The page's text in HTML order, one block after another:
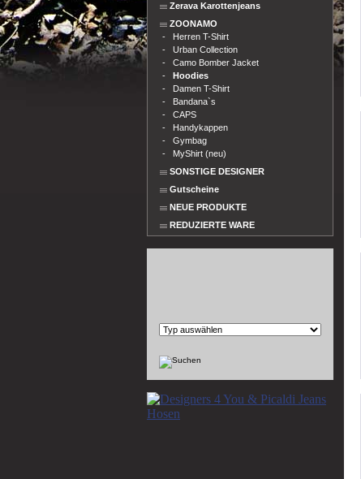
Zerava Karottenjeans
ZOONAMO
- Herren T-Shirt
- Urban Collection
- Camo Bomber Jacket
- Hoodies
- Damen T-Shirt
- Bandana`s
- CAPS
- Handykappen
- Gymbag
- MyShirt (neu)
SONSTIGE DESIGNER
Gutscheine
NEUE PRODUKTE
REDUZIERTE WARE